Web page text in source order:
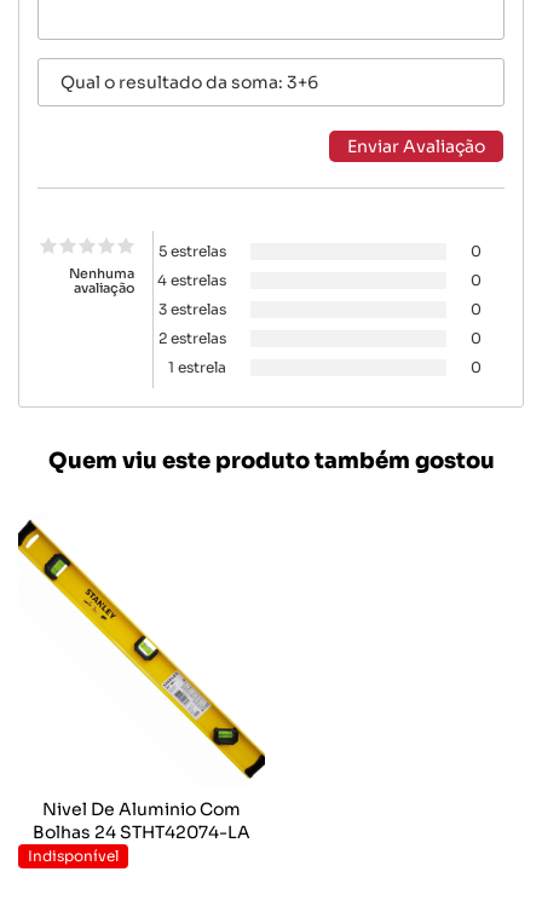
Nenhuma
avaliação
5 estrelas
0
4 estrelas
0
3 estrelas
0
2 estrelas
0
1 estrela
0
Quem viu este produto também gostou
Nivel De Aluminio Com
Bolhas 24 STHT42074-LA
Indisponível